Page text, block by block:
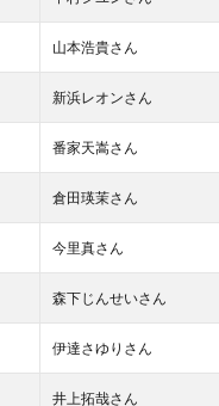
山本浩貴さん
新浜レオンさん
番家天嵩さん
倉田瑛茉さん
今里真さん
森下じんせいさん
伊達さゆりさん
井上拓哉さん